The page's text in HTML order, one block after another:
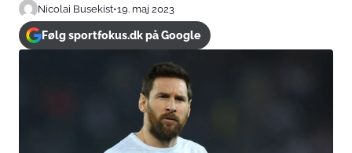
Nicolai Busekist•19. maj 2023
Følg sportfokus.dk på Google